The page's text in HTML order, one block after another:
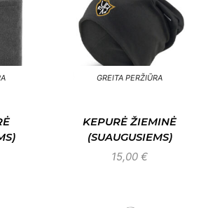
GREITA PERŽIŪRA
KEPURĖ ŽIEMINĖ
(SUAUGUSIEMS)
15,00 €